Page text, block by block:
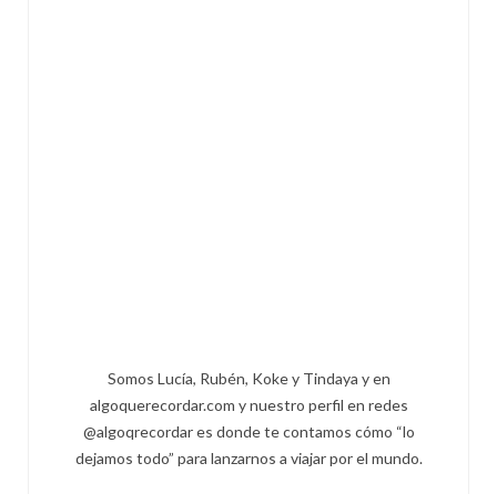
Somos Lucía, Rubén, Koke y Tindaya y en
algoquerecordar.com y nuestro perfil en redes
@algoqrecordar es donde te contamos cómo “lo
dejamos todo” para lanzarnos a viajar por el mundo.